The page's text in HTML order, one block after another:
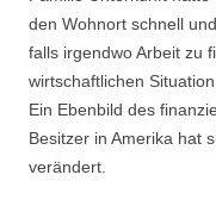
den Wohnort schnell
falls irgendwo Arbeit zu
wirtschaftlichen
Ein Ebenbild des
Besitzer in Amerika hat
verändert.